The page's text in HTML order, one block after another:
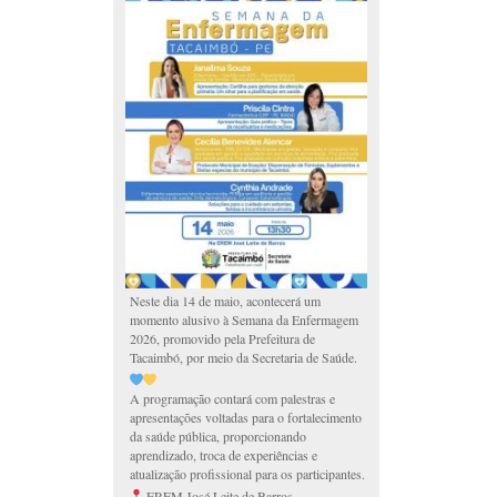
Neste dia 14 de maio, acontecerá um
momento alusivo à Semana da Enfermagem
2026, promovido pela Prefeitura de
Tacaimbó, por meio da Secretaria de Saúde.
A programação contará com palestras e
apresentações voltadas para o fortalecimento
da saúde pública, proporcionando
aprendizado, troca de experiências e
atualização profissional para os participantes.